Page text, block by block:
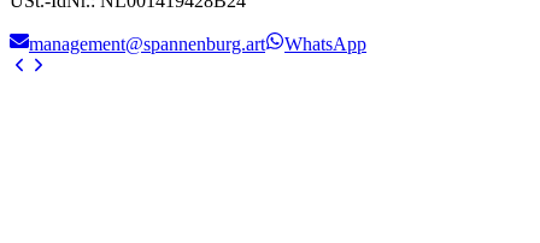
management@spannenburg.art WhatsApp